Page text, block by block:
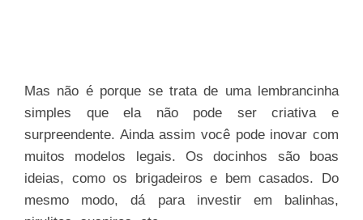
Mas não é porque se trata de uma lembrancinha
simples que ela não pode ser criativa e
surpreendente. Ainda assim você pode inovar com
muitos modelos legais. Os docinhos são boas
ideias, como os brigadeiros e bem casados. Do
mesmo modo, dá para investir em balinhas,